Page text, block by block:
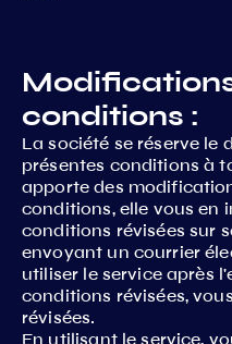
conditions :
La société se réserve le
présentes conditions à
apporte des
conditions, elle vous en
conditions révisées sur
envoyant un courrier
utiliser le service après
conditions révisées,
révisées.
En utilisant le service,